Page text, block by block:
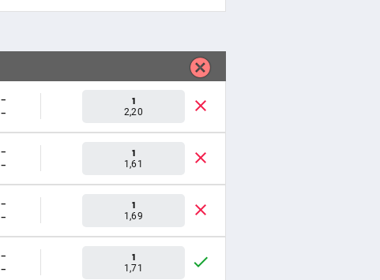
-
-
1
2,20
-
-
1
1,61
-
-
1
1,69
-
-
1
1,71